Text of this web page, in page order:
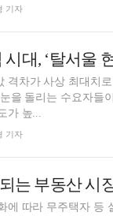
기자
시대, ‘탈서울
격차가 사상 최대치
을 돌리는 수요자들
가 높...
기자
에 따라 무주택자 등